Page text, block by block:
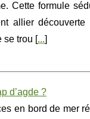
Cette formule
allier
se trou [...]
d’agde ?
en bord de mer